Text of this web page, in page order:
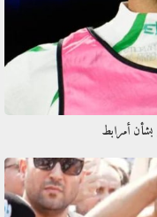
بشأن أمرابط